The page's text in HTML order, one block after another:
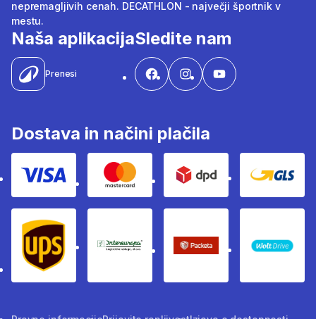
nepremagljivih cenah. DECATHLON - največji športnik v
mestu.
Naša aplikacija
Prenesi
Sledite nam
Dostava in načini plačila
Visa Mastercard Dpd Gls
Ups Intereuropa Packeta Sledenje
WOLT